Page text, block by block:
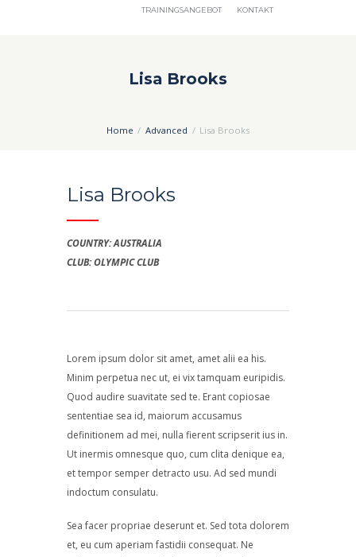
TRAININGSANGEBOT KONTAKT
Lisa Brooks
Home Advanced Lisa Brooks
Lisa Brooks
COUNTRY: AUSTRALIA
CLUB: OLYMPIC CLUB
Lorem ipsum dolor sit amet, amet alii ea his.
Minim perpetua nec ut, ei vix tamquam euripidis.
Quod audire suavitate sed te. Erant copiosae
sententiae sea id, maiorum accusamus
definitionem ad mei, nulla fierent scripserit ius in.
Ut inermis omnesque quo, cum clita denique ea,
et tempor semper detracto usu. Ad sed mundi
indoctum consulatu.
Sea facer propriae deserunt et. Sed tota dolorem
et, eu cum aperiam fastidii consequat. Ne